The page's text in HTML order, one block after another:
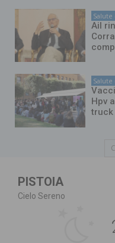
Salute
Ail
Salute
Hpv
truck
PISTOIA
Cielo Sereno